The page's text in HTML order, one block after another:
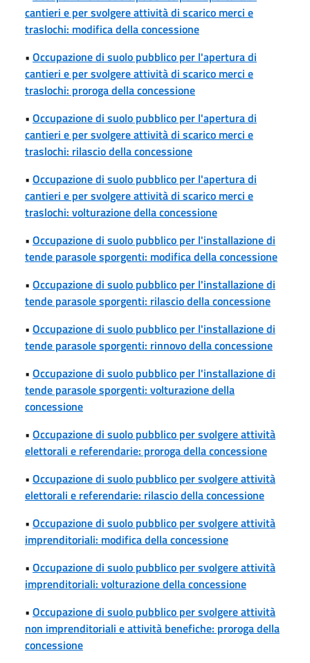
cantieri e per svolgere attività di scarico merci e
traslochi: modifica della concessione
• Occupazione di suolo pubblico per l'apertura di
cantieri e per svolgere attività di scarico merci e
traslochi: proroga della concessione
• Occupazione di suolo pubblico per l'apertura di
cantieri e per svolgere attività di scarico merci e
traslochi: rilascio della concessione
• Occupazione di suolo pubblico per l'apertura di
cantieri e per svolgere attività di scarico merci e
traslochi: volturazione della concessione
• Occupazione di suolo pubblico per l'installazione di
tende parasole sporgenti: modifica della concessione
• Occupazione di suolo pubblico per l'installazione di
tende parasole sporgenti: rilascio della concessione
• Occupazione di suolo pubblico per l'installazione di
tende parasole sporgenti: rinnovo della concessione
• Occupazione di suolo pubblico per l'installazione di
tende parasole sporgenti: volturazione della
concessione
• Occupazione di suolo pubblico per svolgere attività
elettorali e referendarie: proroga della concessione
• Occupazione di suolo pubblico per svolgere attività
elettorali e referendarie: rilascio della concessione
• Occupazione di suolo pubblico per svolgere attività
imprenditoriali: modifica della concessione
• Occupazione di suolo pubblico per svolgere attività
imprenditoriali: volturazione della concessione
• Occupazione di suolo pubblico per svolgere attività
non imprenditoriali e attività benefiche: proroga della
concessione